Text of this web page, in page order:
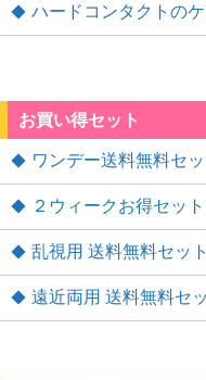
ハードコンタクトの
お買い得セット
ワンデー送料無料セッ
２ウィークお得セット
乱視用 送料無料セット
遠近両用 送料無料セ